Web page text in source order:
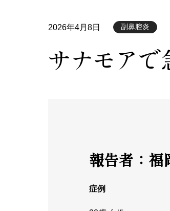
2026年4月8日 副鼻腔炎
サナモア
報告者： 福
症例